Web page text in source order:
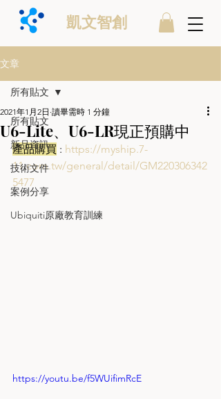
凱文智創
文章
所有貼文
新品資訊
技術文件
案例分享
Ubiquiti原廠教育訓練
所有貼文
U6-Lite、U6-LR現正預購中
2021年1月2日 讀畢需時 1 分鐘
產品購買 : https://myship.7-
11.com.tw/general/detail/GM220306342
5477
https://youtu.be/f5WUifimRcE